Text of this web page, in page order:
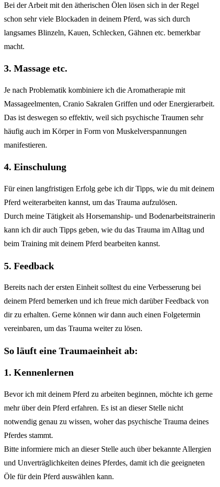
Bei der Arbeit mit den ätherischen Ölen lösen sich in der Regel
schon sehr viele Blockaden in deinem Pferd, was sich durch
langsames Blinzeln, Kauen, Schlecken, Gähnen etc. bemerkbar
macht.
3. Massage etc.
Je nach Problematik kombiniere ich die Aromatherapie mit
Massageelmenten, Cranio Sakralen Griffen und oder Energierarbeit.
Das ist deswegen so effektiv, weil sich psychische Traumen sehr
häufig auch im Körper in Form von Muskelverspannungen
manifestieren.
4. Einschulung
Für einen langfristigen Erfolg gebe ich dir Tipps, wie du mit deinem
Pferd weiterarbeiten kannst, um das Trauma aufzulösen.
Durch meine Tätigkeit als Horsemanship- und Bodenarbeitstrainerin
kann ich dir auch Tipps geben, wie du das Trauma im Alltag und
beim Training mit deinem Pferd bearbeiten kannst.
5. Feedback
Bereits nach der ersten Einheit solltest du eine Verbesserung bei
deinem Pferd bemerken und ich freue mich darüber Feedback von
dir zu erhalten. Gerne können wir dann auch einen Folgetermin
vereinbaren, um das Trauma weiter zu lösen.
So läuft eine Traumaeinheit ab:
1. Kennenlernen
Bevor ich mit deinem Pferd zu arbeiten beginnen, möchte ich gerne
mehr über dein Pferd erfahren. Es ist an dieser Stelle nicht
notwendig genau zu wissen, woher das psychische Trauma deines
Pferdes stammt.
Bitte informiere mich an dieser Stelle auch über bekannte Allergien
und Unverträglichkeiten deines Pferdes, damit ich die geeigneten
Öle für dein Pferd auswählen kann.